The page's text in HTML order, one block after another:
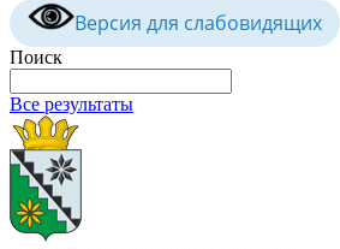
Версия для слабовидящих
Поиск
Все результаты